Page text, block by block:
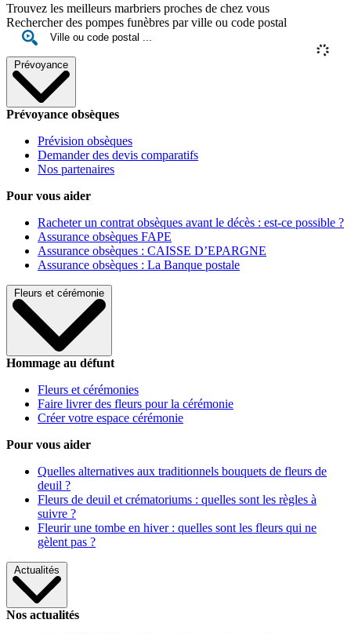
Trouvez les meilleurs marbriers proches de chez vous
Rechercher des pompes funèbres par ville ou code postal
Prévoyance
Prévoyance obsèques
Prévision obsèques
Demander des devis comparatifs
Nos partenaires
Pour vous aider
Racheter un contrat obsèques avant le décès : est-ce possible ?
Assurance obsèques FAPE
Assurance obsèques : CAISSE D’EPARGNE
Assurance obsèques : La Banque postale
Fleurs et cérémonie
Hommage au défunt
Fleurs et cérémonies
Faire livrer des fleurs pour la cérémonie
Créer votre espace cérémonie
Pour vous aider
Quelles alternatives aux traditionnels bouquets de fleurs de
deuil ?
Fleurs de deuil et crématoriums : quelles sont les règles à
suivre ?
Fleurir une tombe en hiver : quelles sont les fleurs qui ne
gèlent pas ?
Actualités
Nos actualités